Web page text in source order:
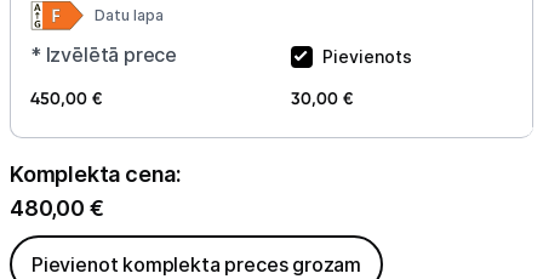
Datu lapa
* Izvēlētā prece
450,00 €
Pievienots
30,00 €
Komplekta cena:
480,00 €
Pievienot komplekta preces grozam